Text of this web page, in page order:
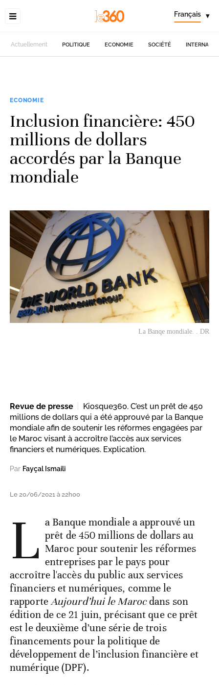
Français ▾
Actuellement POLITIQUE ECONOMIE SOCIÉTÉ
ECONOMIE
Inclusion financière: 450
millions de dollars
accordés par la Banque
mondiale
La Banqe mondiale. . DR
Revue de presse
Kiosque360. C’est un prêt de 450
millions de dollars qui a été approuvé par la Banque
mondiale afin de soutenir les réformes engagées par
le Maroc visant à accroître l’accès aux services
financiers et numériques. Explication.
Par Fayçal Ismaili
Le 20/06/2021 à 22h00
L a Banque mondiale a approuvé un
prêt de 450 millions de dollars au
Maroc pour soutenir les réformes
entreprises par le pays pour
accroître l'accès du public aux services
financiers et numériques, comme le
rapporteAujourd’hui le Marocdans son
édition de ce 21 juin, précisant que ce prêt
est le deuxième d’une série de trois
financements pour la politique de
développement de l’inclusion financière et
numérique (DPF).